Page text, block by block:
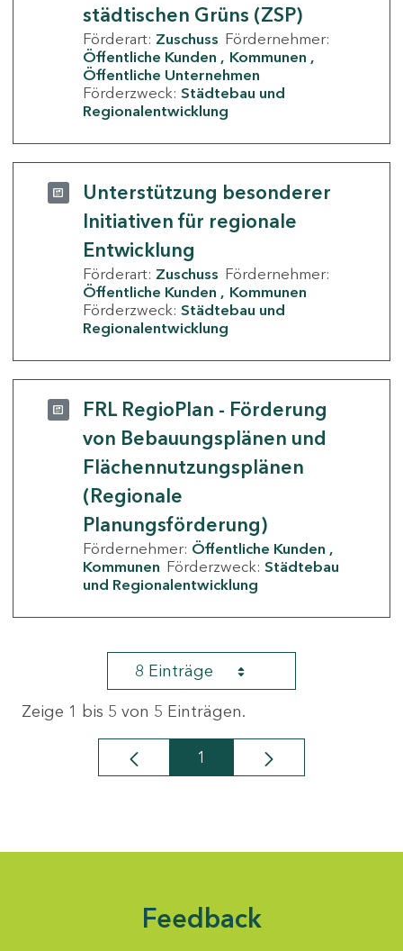
städtischen Grüns (ZSP)
Förderart: Zuschuss Fördernehmer:
Öffentliche Kunden
Kommunen
Öffentliche Unternehmen
Förderzweck: Städtebau und
Regionalentwicklung
Unterstützung besonderer
Initiativen für regionale
Entwicklung
Förderart: Zuschuss Fördernehmer:
Öffentliche Kunden
Kommunen
Förderzweck: Städtebau und
Regionalentwicklung
FRL RegioPlan - Förderung
von Bebauungsplänen und
Flächennutzungsplänen
(Regionale
Planungsförderung)
Fördernehmer: Öffentliche Kunden
Kommunen Förderzweck: Städtebau
und Regionalentwicklung
8 Einträge
Zeige 1 bis 5 von 5 Einträgen.
Seite
1
Feedback